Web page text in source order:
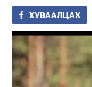
ХУВААЛЦАХ